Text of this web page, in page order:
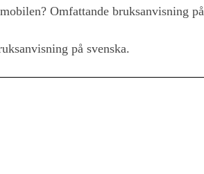
Omfattande bruksanvisning
på svenska.